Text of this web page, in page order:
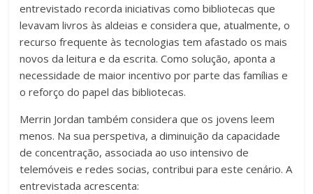
entrevistado recorda iniciativas como bibliotecas que
levavam livros às aldeias e considera que, atualmente, o
recurso frequente às tecnologias tem afastado os mais
novos da leitura e da escrita. Como solução, aponta a
necessidade de maior incentivo por parte das famílias e
o reforço do papel das bibliotecas.
Merrin Jordan também considera que os jovens leem
menos. Na sua perspetiva, a diminuição da capacidade
de concentração, associada ao uso intensivo de
telemóveis e redes socias, contribui para este cenário. A
entrevistada acrescenta: